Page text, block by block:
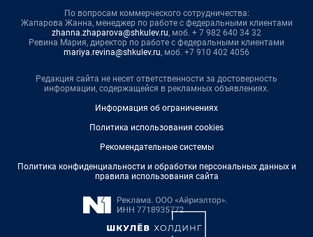
По вопросам коммерческого сотрудничества:
Жапарова Жанна, менеджер по работе с федеральными клиентами
zhanna.zhaparova@shkulev.ru, моб. + 7 982 640 34 32
Ревина Мария, директор по работе с федеральными клиентами
mariya.revina@shkulev.ru, моб. +7 910 402 4056
Редакция сайта не несет ответственности за достоверность
информации, содержащейся в рекламных объявлениях.
Информация об ограничениях
Политика использования cookies
Рекомендательные системы
Политика конфиденциальности и обработки персональных данных и
правила использования сайта